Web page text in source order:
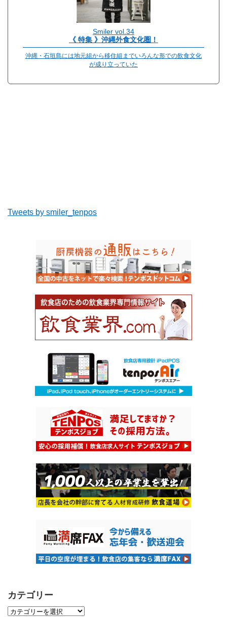
Smiler vol.34
《 特集 》沖縄外食文化圏！
沖縄・石垣島には地元組から移住組までいろんな形での飲食文化
が成り立っていた
Tweets by smiler_tenpos
カテゴリー